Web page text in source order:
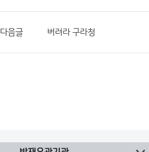
다음글 버려라 구라청